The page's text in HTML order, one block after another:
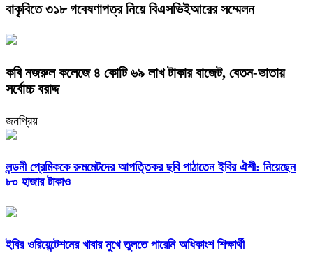
বাকৃবিতে ৩১৮ গবেষণাপত্র নিয়ে বিএসভিইআরের সম্মেলন
কবি নজরুল কলেজে ৪ কোটি ৬৯ লাখ টাকার বাজেট, বেতন-ভাতায়
সর্বোচ্চ বরাদ্দ
জনপ্রিয়
লন্ডনী প্রেমিককে রুমমেটদের আপত্তিকর ছবি পাঠাতেন ইবির ঐশী: নিয়েছেন
৮০ হাজার টাকাও
ইবির ওরিয়েন্টেশনের খাবার মুখে তুলতে পারেনি অধিকাংশ শিক্ষার্থী